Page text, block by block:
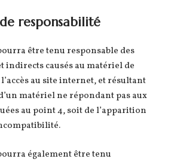
responsabilité
être tenu responsable des
indirects causés au matériel de
au site internet, et résultant
matériel ne répondant pas aux
au point 4, soit de l’apparition
également être tenu